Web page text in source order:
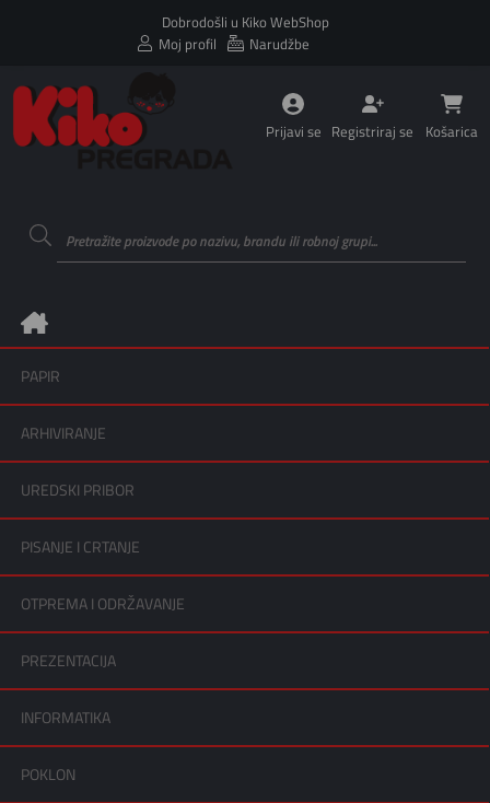
Dobrodošli u Kiko WebShop
Moj profil
Narudžbe
Prijavi se Registriraj se Košarica
PAPIR
ARHIVIRANJE
UREDSKI PRIBOR
PISANJE I CRTANJE
OTPREMA I ODRŽAVANJE
PREZENTACIJA
INFORMATIKA
POKLON